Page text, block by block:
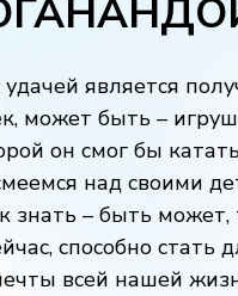
является
может быть –
он смог бы
над своими
знать – быть может,
способно стать
всей нашей